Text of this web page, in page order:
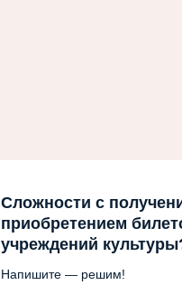
Сложности с
приобретением
учреждений
Напишите — решим!